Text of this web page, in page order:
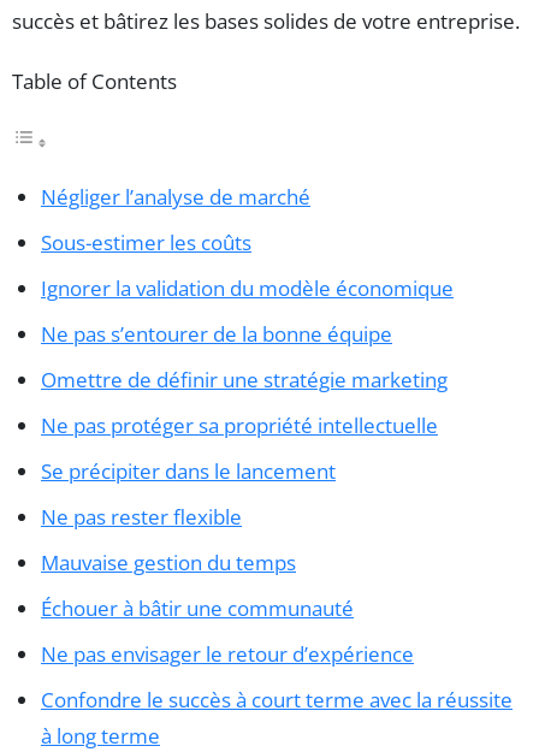
succès et bâtirez les bases solides de votre entreprise.
Table of Contents
Négliger l’analyse de marché
Sous-estimer les coûts
Ignorer la validation du modèle économique
Ne pas s’entourer de la bonne équipe
Omettre de définir une stratégie marketing
Ne pas protéger sa propriété intellectuelle
Se précipiter dans le lancement
Ne pas rester flexible
Mauvaise gestion du temps
Échouer à bâtir une communauté
Ne pas envisager le retour d’expérience
Confondre le succès à court terme avec la réussite
à long terme